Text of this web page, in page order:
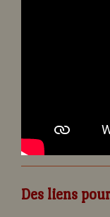
Des liens